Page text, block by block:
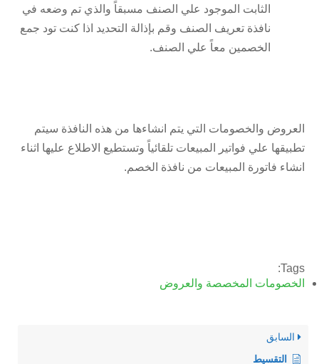
الثابت الموجود علي الصنف مسبقاً والذي تم وضعه في
نافذة تعريف الصنف وقم بإذالة التحديد اذا كنت تود جمع
الخصمين معاً علي الصنف.
العروض والخصومات التي يتم انشاءها من هذه النافذة سيتم
تطبيقها علي فواتير المبيعات تلقائياً وتستطيع الاطلاع عليها اثناء
انشاء فاتورة المبيعات من نافذة الخصم.
Tags:
الخصومات المخصصة والعروض
السابق
التقسيط